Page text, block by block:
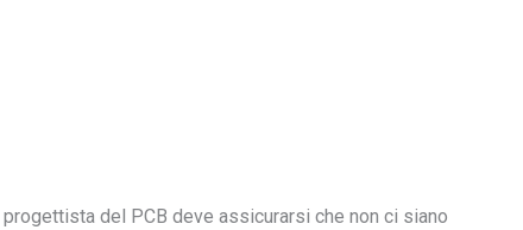
del PCB deve assicurarsi che non ci siano